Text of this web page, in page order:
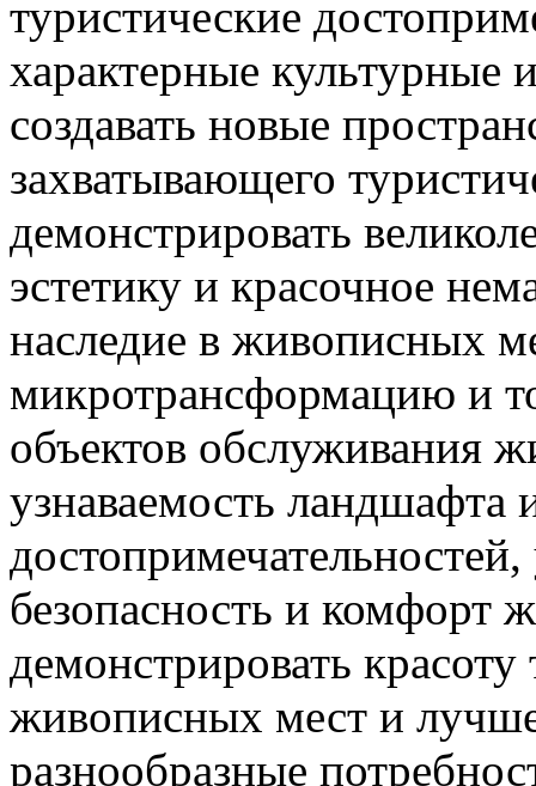
туристические
характерные культурные
создавать новые
захватывающего
демонстрировать
эстетику и красочное
наследие в живописных
микротрансформацию и
объектов обслуживания
узнаваемость ландшафта
безопасность и комфорт
демонстрировать
живописных мест и лучше
разнообразные